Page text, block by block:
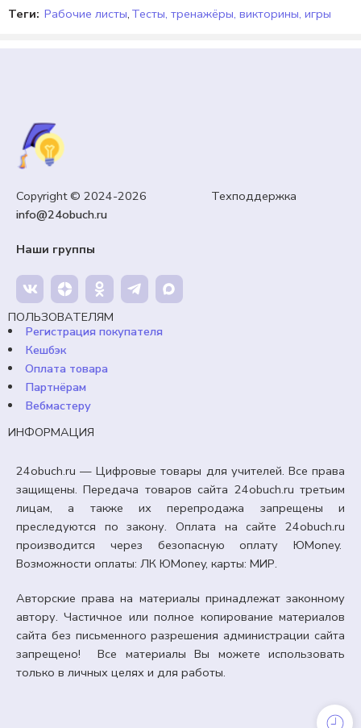
5 КЛАСС
Презентация «Проекты и проектирование в
класс. Уроки 3, 4.
99,00 ₽Кешбэк: 15 рублей
Продавец:24obuch.ru
Теги: Рабочие листы, Тесты, тренажёры, викторины, игры
Copyright © 2024-2026 Техподдержка
info@24obuch.ru
Наши группы
ПОЛЬЗОВАТЕЛЯМ
Регистрация покупателя
Кешбэк
Оплата товара
Партнёрам
Вебмастеру
ИНФОРМАЦИЯ
24obuch.ru — Цифровые товары для учителей. Все права
защищены. Передача товаров сайта 24obuch.ru третьим
лицам, а также их перепродажа запрещены и
преследуются по закону. Оплата на сайте 24obuch.ru
производится через безопасную оплату ЮMoney.
Возможности оплаты: ЛК ЮMoney, карты: МИР.
Авторские права на материалы принадлежат законному
автору. Частичное или полное копирование материалов
сайта без письменного разрешения администрации сайта
запрещено! Все материалы Вы можете использовать
только в личных целях и для работы.